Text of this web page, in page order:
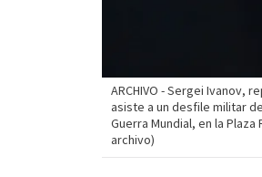
ARCHIVO - Sergei Ivanov,
asiste a un desfile militar
Guerra Mundial, en la
archivo)